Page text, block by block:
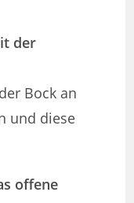
der
Bock an
und diese
offene